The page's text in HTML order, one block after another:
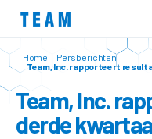
Home | Persberichten
Team, Inc. rapporteert
Team, Inc.
derde